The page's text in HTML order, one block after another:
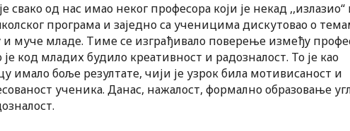
свако од нас имао неког професора који је некад ,,излазио“
програма и заједно са ученицима дискутовао о
и муче младе. Тиме се изграђивало поверење између
је код младих будило креативност и радозналост. То је као
имало боље резултате, чији је узрок била мотивисаност и
ученика. Данас, нажалост, формално образовање